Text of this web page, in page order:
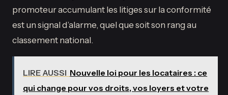
promoteur accumulant les litiges sur la conformité
est un signal d’alarme, quel que soit son rang au
classement national.
LIRE AUSSI Nouvelle loi pour les locataires : ce
qui change pour vos droits, vos loyers et votre